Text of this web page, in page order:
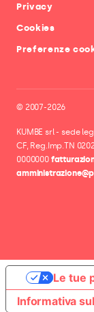
Privacy
Cookies
Preferenze
© 2007-2026
KUMBE srl - sede
CF, Reg.Imp.TN
0000000
Informativa
Le tue